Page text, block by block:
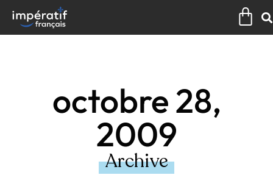
contenu
octobre 28,
2009
Archive